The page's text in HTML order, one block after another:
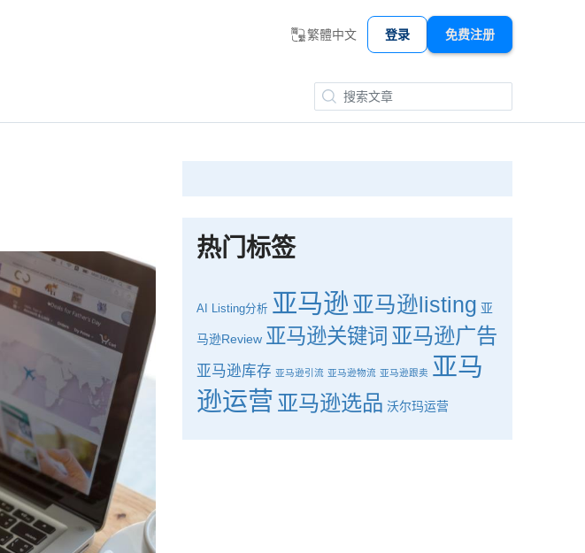
繁體中文 登录 免费注册
热门标签
AI Listing分析 亚马逊 亚马逊listing 亚
马逊Review 亚马逊关键词 亚马逊广告
亚马逊库存 亚马逊引流 亚马逊物流 亚马逊跟卖 亚马
逊运营 亚马逊选品 沃尔玛运营